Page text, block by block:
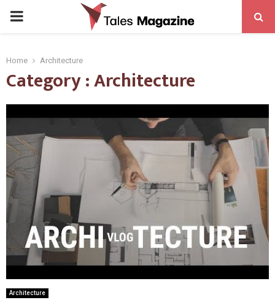
PRIMARY
Home Architecture
Category : Architecture
Architecture